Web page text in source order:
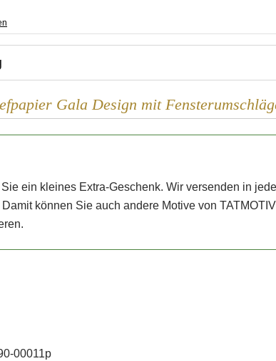
Gala Design mit
ein kleines Extra-Geschenk. Wir versenden in
können Sie auch andere Motive von
00011p